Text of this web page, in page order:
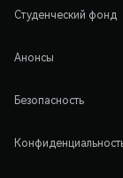
Студенческий фонд
Анонсы
Безопасность